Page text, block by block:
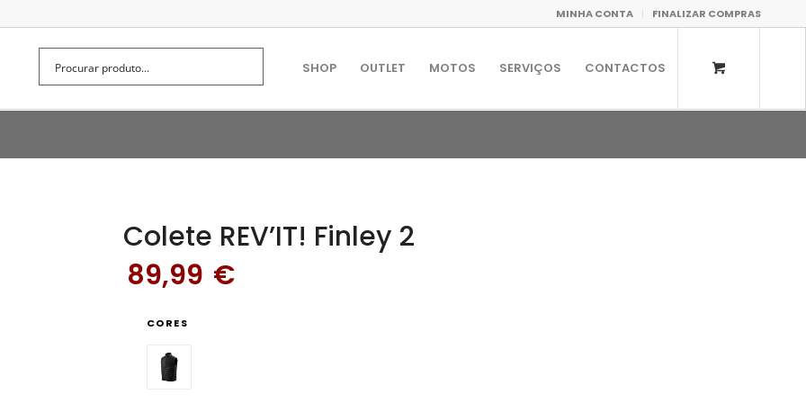
MINHA CONTA FINALIZAR COMPRAS
SHOP OUTLET MOTOS SERVIÇOS CONTACTOS
Colete REV’IT! Finley 2
89,99 €
CORES